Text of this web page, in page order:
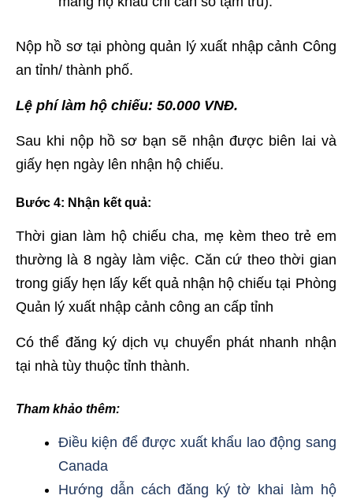
Nộp hồ sơ tại phòng quản lý xuất nhập cảnh Công
an tỉnh/ thành phố.
Lệ phí làm hộ chiếu: 50.000 VNĐ.
Sau khi nộp hồ sơ bạn sẽ nhận được biên lai và
giấy hẹn ngày lên nhận hộ chiếu.
Bước 4: Nhận kết quả:
Thời gian làm hộ chiếu cha, mẹ kèm theo trẻ em
thường là 8 ngày làm việc. Căn cứ theo thời gian
trong giấy hẹn lấy kết quả nhận hộ chiếu tại Phòng
Quản lý xuất nhập cảnh công an cấp tỉnh
Có thể đăng ký dịch vụ chuyển phát nhanh nhận
tại nhà tùy thuộc tỉnh thành.
Tham khảo thêm:
Điều kiện để được xuất khẩu lao động sang
Canada
Hướng dẫn cách đăng ký tờ khai làm hộ